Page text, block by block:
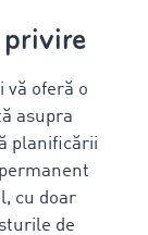
vă oferă o
asupra
planificării
cu doar
de